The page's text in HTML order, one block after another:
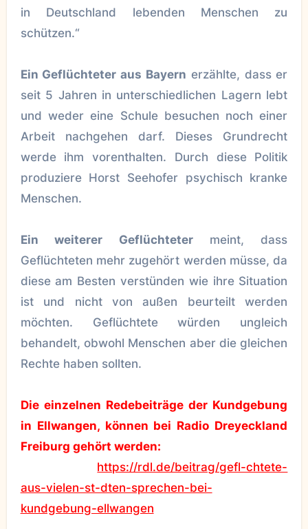
in Deutschland lebenden Menschen zu
schützen.“
Ein Geflüchteter aus Bayern erzählte, dass er
seit 5 Jahren in unterschiedlichen Lagern lebt
und weder eine Schule besuchen noch einer
Arbeit nachgehen darf. Dieses Grundrecht
werde ihm vorenthalten. Durch diese Politik
produziere Horst Seehofer psychisch kranke
Menschen.
Ein weiterer Geflüchteter meint, dass
Geflüchteten mehr zugehört werden müsse, da
diese am Besten verstünden wie ihre Situation
ist und nicht von außen beurteilt werden
möchten. Geflüchtete würden ungleich
behandelt, obwohl Menschen aber die gleichen
Rechte haben sollten.
Die einzelnen Redebeiträge der Kundgebung
in Ellwangen, können bei Radio Dreyeckland
Freiburg gehört werden:
https://rdl.de/beitrag/gefl-chtete-
aus-vielen-st-dten-sprechen-bei-
kundgebung-ellwangen